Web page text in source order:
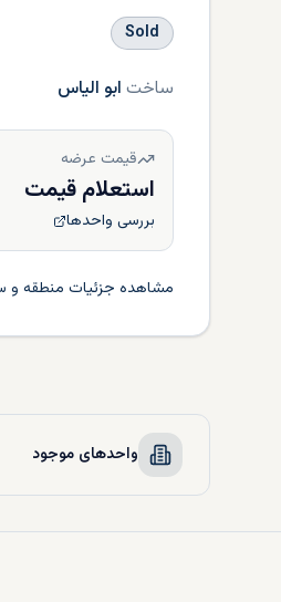
Sold
ساخت ابو الیاس
قیمت عرضه
استعلام قیمت
بررسی واحدها
مشاهده جزئیات منطقه و
واحدهای موجود